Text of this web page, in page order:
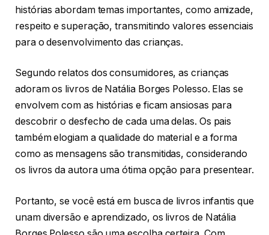
histórias abordam temas importantes, como amizade,
respeito e superação, transmitindo valores essenciais
para o desenvolvimento das crianças.
Segundo relatos dos consumidores, as crianças
adoram os livros de Natália Borges Polesso. Elas se
envolvem com as histórias e ficam ansiosas para
descobrir o desfecho de cada uma delas. Os pais
também elogiam a qualidade do material e a forma
como as mensagens são transmitidas, considerando
os livros da autora uma ótima opção para presentear.
Portanto, se você está em busca de livros infantis que
unam diversão e aprendizado, os livros de Natália